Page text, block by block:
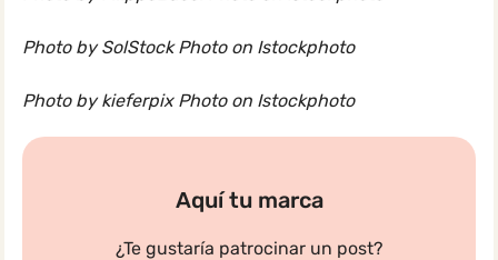
Photo by SolStock Photo on Istockphoto
Photo by kieferpix Photo on Istockphoto
Aquí tu marca
¿Te gustaría patrocinar un post?